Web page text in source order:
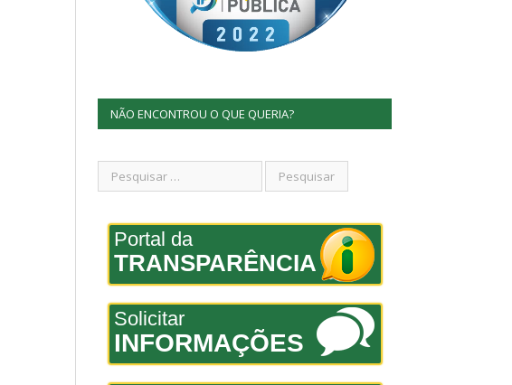
NÃO ENCONTROU O QUE QUERIA?
Portal da
TRANSPARÊNCIA
Solicitar
INFORMAÇÕES